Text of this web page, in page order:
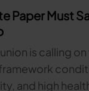
Paper Must
is calling
and high